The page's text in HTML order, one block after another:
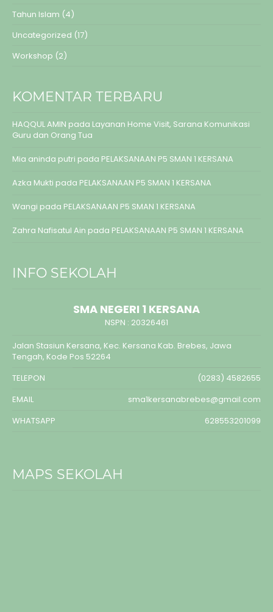
Tahun Islam (4)
Uncategorized (17)
Workshop (2)
KOMENTAR TERBARU
HAQQUL AMIN pada Layanan Home Visit, Sarana Komunikasi
Guru dan Orang Tua
Mia aninda putri pada PELAKSANAAN P5 SMAN 1 KERSANA
Azka Mukti pada PELAKSANAAN P5 SMAN 1 KERSANA
Wangi pada PELAKSANAAN P5 SMAN 1 KERSANA
Zahra Nafisatul Ain pada PELAKSANAAN P5 SMAN 1 KERSANA
INFO SEKOLAH
SMA NEGERI 1 KERSANA
NSPN : 20326461
Jalan Stasiun Kersana, Kec. Kersana Kab. Brebes, Jawa
Tengah, Kode Pos 52264
TELEPON
(0283) 4582655
EMAIL
sma1kersanabrebes@gmail.com
WHATSAPP
628553201099
MAPS SEKOLAH